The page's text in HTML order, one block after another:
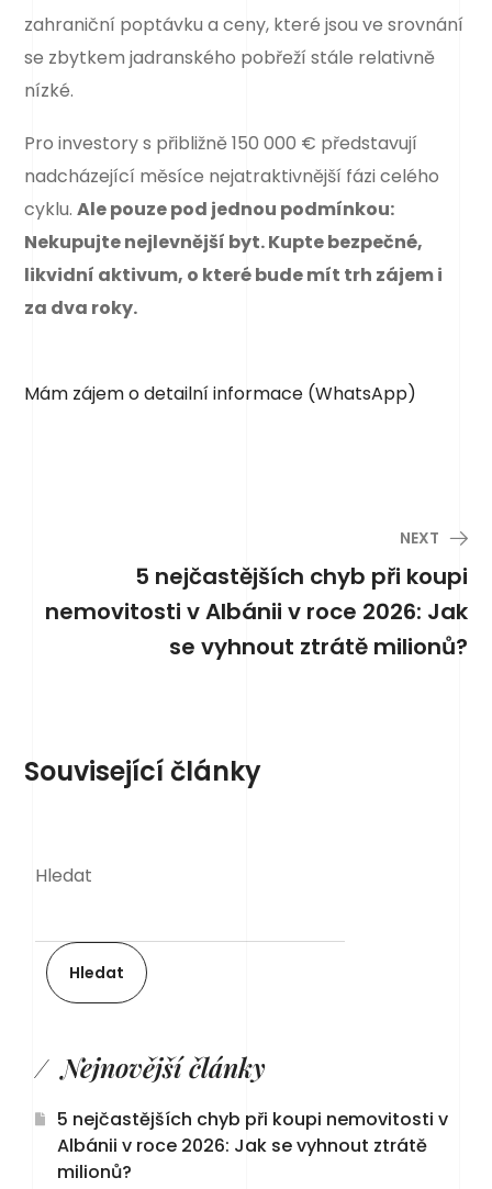
zahraniční poptávku a ceny, které jsou ve srovnání
se zbytkem jadranského pobřeží stále relativně
nízké.
Pro investory s přibližně 150 000 € představují
nadcházející měsíce nejatraktivnější fázi celého
cyklu.Ale pouze pod jednou podmínkou:
Nekupujte nejlevnější byt. Kupte bezpečné,
likvidní aktivum, o které bude mít trh zájem i
za dva roky.
Mám zájem o detailní informace (WhatsApp)
NEXT
5 nejčastějších chyb při koupi
nemovitosti v Albánii v roce 2026: Jak
se vyhnout ztrátě milionů?
Související články
Hledat
Hledat
Nejnovější články
5 nejčastějších chyb při koupi nemovitosti v
Albánii v roce 2026: Jak se vyhnout ztrátě
milionů?